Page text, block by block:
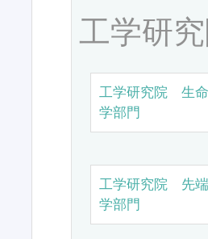
工学研
工学研究院 生
学部門
工学研究院 先
学部門